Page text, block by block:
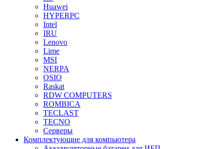
Huawei
HYPERPC
Intel
IRU
Lenovo
Lime
MSI
NERPA
OSIO
Raskat
RDW COMPUTERS
ROMBICA
TECLAST
TECNO
Серверы
Комплектующие для компьютера